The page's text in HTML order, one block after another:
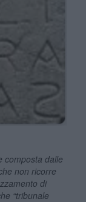
composta dalle
non ricorre
di
“tribunale